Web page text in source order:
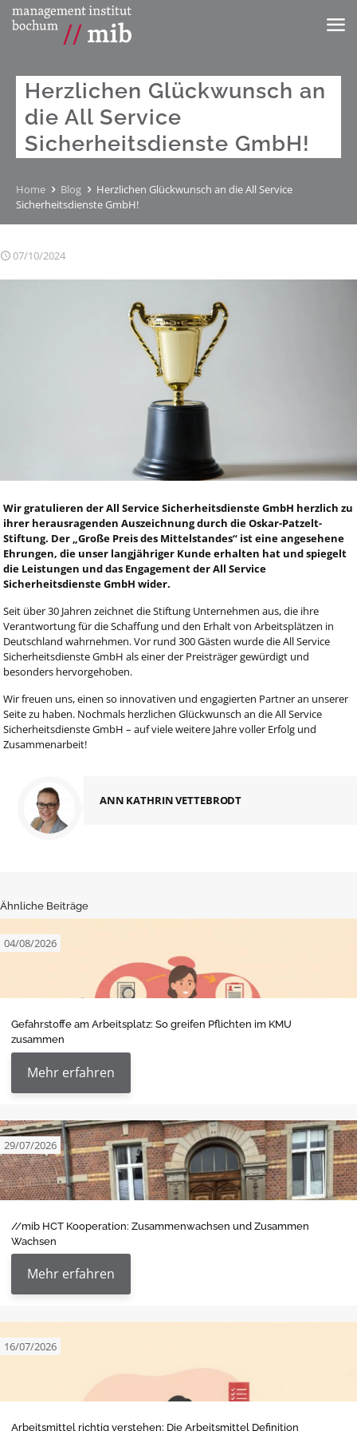
Herzlichen Glückwunsch an
die All Service
Sicherheitsdienste GmbH!
Home Blog
Herzlichen Glückwunsch an die All Service
Sicherheitsdienste GmbH!
07/10/2024
Wir gratulieren der All Service Sicherheitsdienste GmbH herzlich zu
ihrer herausragenden Auszeichnung durch die Oskar-Patzelt-
Stiftung. Der „Große Preis des Mittelstandes“ ist eine angesehene
Ehrungen, die unser langjähriger Kunde erhalten hat und spiegelt
die Leistungen und das Engagement der All Service
Sicherheitsdienste GmbH wider.
Seit über 30 Jahren zeichnet die Stiftung Unternehmen aus, die ihre
Verantwortung für die Schaffung und den Erhalt von Arbeitsplätzen in
Deutschland wahrnehmen. Vor rund 300 Gästen wurde die All Service
Sicherheitsdienste GmbH als einer der Preisträger gewürdigt und
besonders hervorgehoben.
Wir freuen uns, einen so innovativen und engagierten Partner an unserer
Seite zu haben. Nochmals herzlichen Glückwunsch an die All Service
Sicherheitsdienste GmbH – auf viele weitere Jahre voller Erfolg und
Zusammenarbeit!
ANN KATHRIN VETTEBRODT
Ähnliche Beiträge
04/08/2026
Gefahrstoffe am Arbeitsplatz: So greifen Pflichten im KMU
zusammen
Mehr erfahren
29/07/2026
//mib HCT Kooperation: Zusammenwachsen und Zusammen
Wachsen
Mehr erfahren
16/07/2026
Arbeitsmittel richtig verstehen: Die Arbeitsmittel Definition